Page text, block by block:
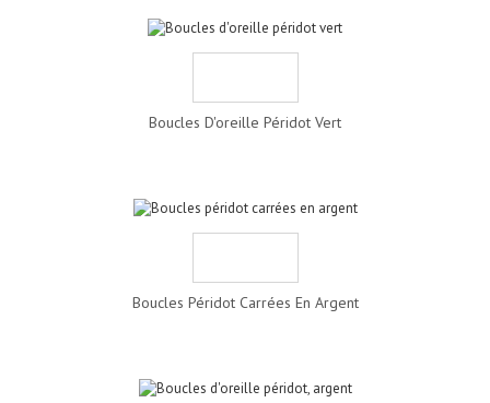
Boucles D'oreille Péridot Vert
Boucles Péridot Carrées En Argent